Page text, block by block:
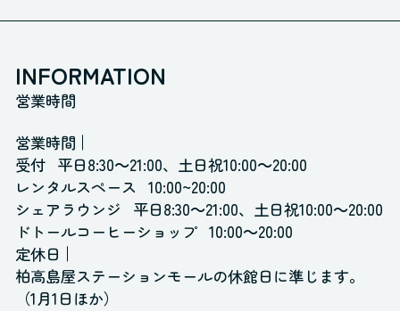
INFORMATION
営業時間
営業時間
受付 平日8:30～21:00、土日祝10:00～20:00
レンタルスペース
10:00~20:00
シェアラウンジ
平日8:30～21:00、土日祝10:00～20:00
ドトールコーヒーショップ 10:00～20:00
定休日
柏高島屋ステーションモールの休館日に準じます。
（1月1日ほか）